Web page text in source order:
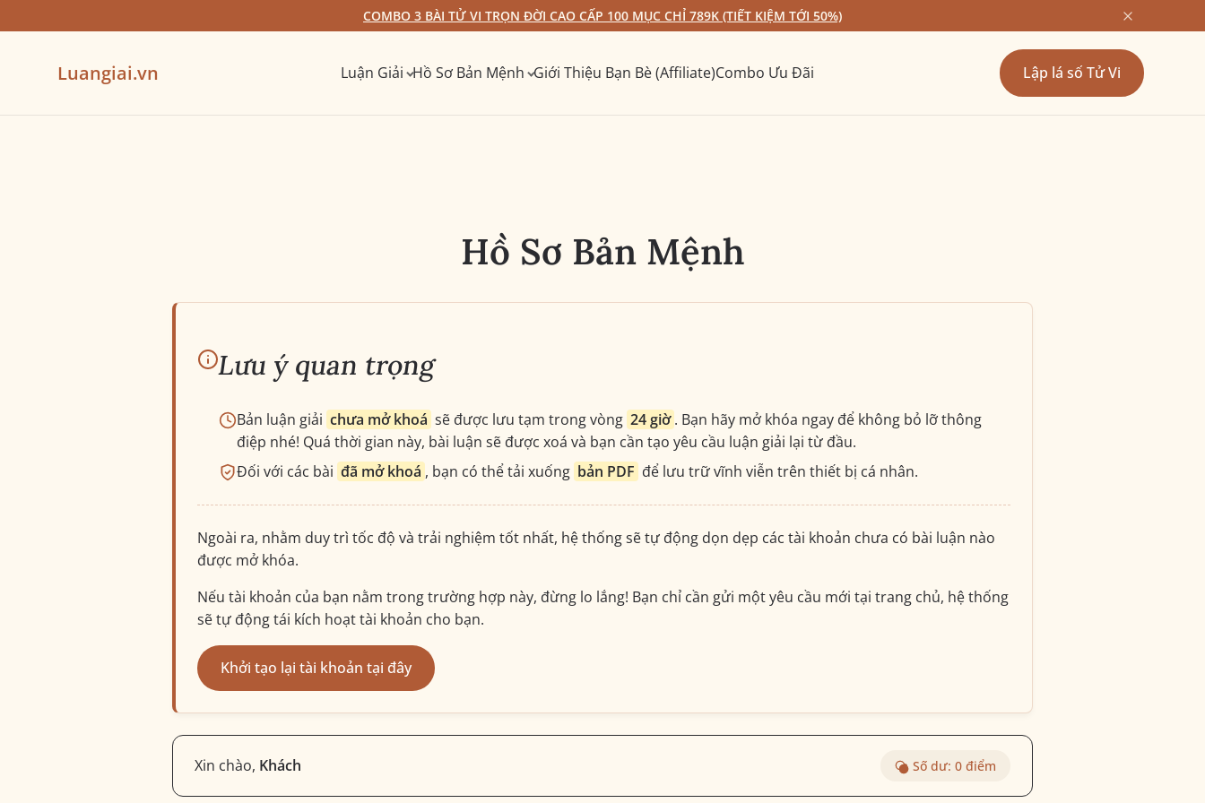
COMBO 3 BÀI TỬ VI TRỌN ĐỜI CAO CẤP 100 MỤC CHỈ 789K (TIẾT KIỆM TỚI 50%)
Luangiai.vn Luận Giải Hồ Sơ Bản Mệnh Giới Thiệu Bạn Bè (Affiliate)Combo Ưu Đãi Lập lá số Tử Vi
Hồ Sơ Bản Mệnh
Lưu ý quan trọng
Bản luận giải chưa mở khoá sẽ được lưu tạm trong vòng 24 giờ . Bạn hãy mở khóa ngay để không bỏ lỡ thông
điệp nhé! Quá thời gian này, bài luận sẽ được xoá và bạn cần tạo yêu cầu luận giải lại từ đầu.
Đối với các bài đã mở khoá , bạn có thể tải xuống bản PDF để lưu trữ vĩnh viễn trên thiết bị cá nhân.
Ngoài ra, nhằm duy trì tốc độ và trải nghiệm tốt nhất, hệ thống sẽ tự động dọn dẹp các tài khoản chưa có bài luận nào
được mở khóa.
Nếu tài khoản của bạn nằm trong trường hợp này, đừng lo lắng! Bạn chỉ cần gửi một yêu cầu mới tại trang chủ, hệ thống
sẽ tự động tái kích hoạt tài khoản cho bạn.
Khởi tạo lại tài khoản tại đây
Xin chào, Khách Số dư: 0 điểm